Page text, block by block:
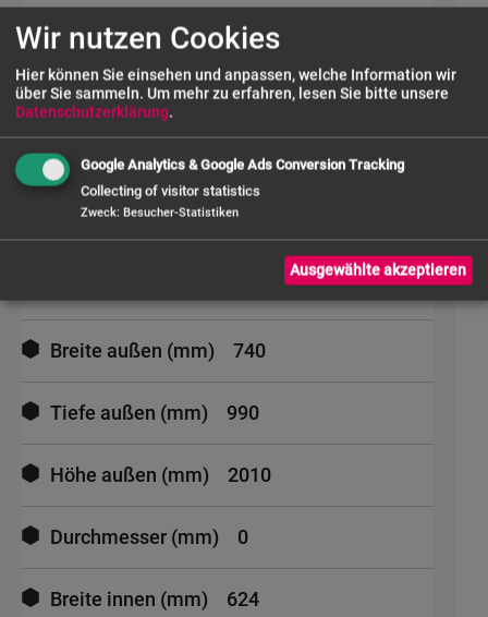
Gewicht 155.00 Kgs
EAN Code 4017337036592
Marke Saro
230V-50Hz-0,35kW
Breite außen (mm) 740
Tiefe außen (mm) 990
Höhe außen (mm) 2010
Durchmesser (mm) 0
Breite innen (mm) 624
Wir nutzen Cookies
Hier können Sie einsehen und anpassen, welche Information wir
über Sie sammeln. Um mehr zu erfahren, lesen Sie bitte unsere
Datenschutzerklärung.
Google Analytics & Google Ads Conversion Tracking
Collecting of visitor statistics
Zweck: Besucher-Statistiken
Ausgewählte akzeptieren